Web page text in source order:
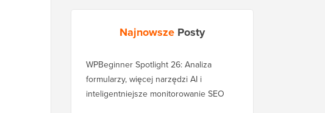
Najnowsze Posty
WPBeginner Spotlight 26: Analiza
formularzy, więcej narzędzi AI i
inteligentniejsze monitorowanie SEO